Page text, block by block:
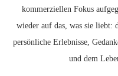
kommerziellen Fokus
wieder auf das, was sie liebt:
persönliche Erlebnisse,
und dem